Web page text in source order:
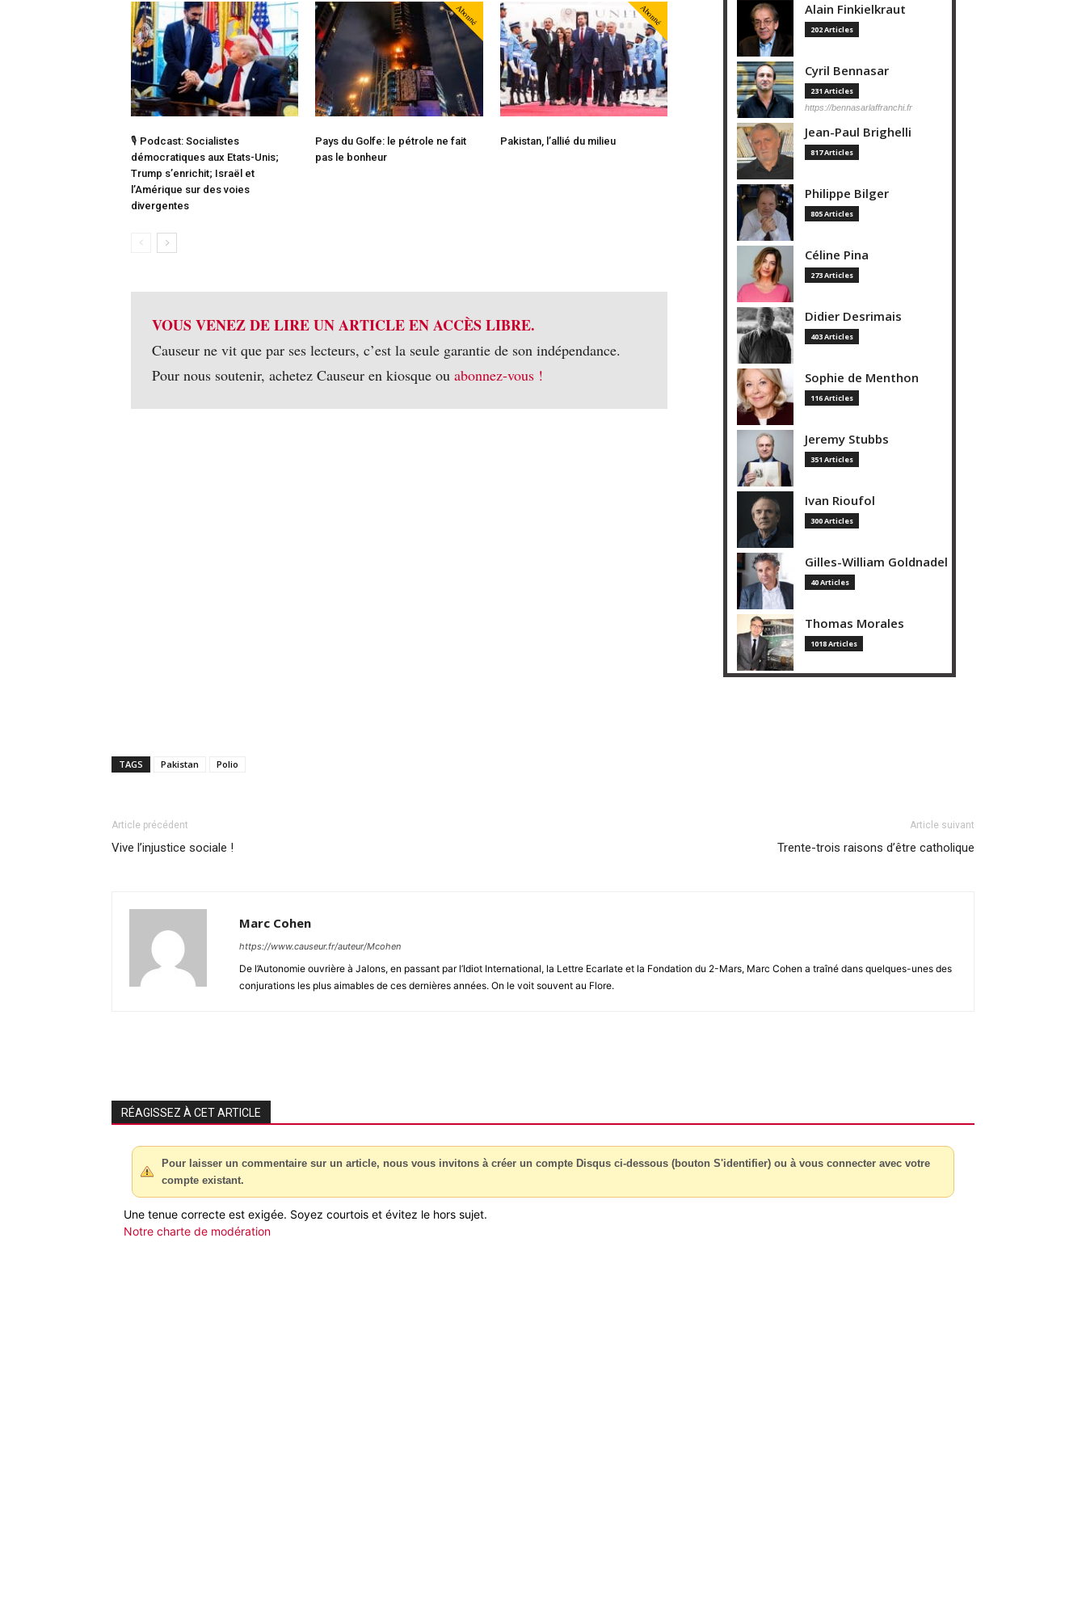
🎙️ Podcast: Socialistes
démocratiques aux Etats-Unis;
Trump s’enrichit; Israël et
l’Amérique sur des voies
divergentes
Abonné
Pays du Golfe: le pétrole ne fait
pas le bonheur
Abonné
Pakistan, l’allié du milieu
VOUS VENEZ DE LIRE UN ARTICLE EN ACCÈS LIBRE.
Causeur ne vit que par ses lecteurs, c’est la seule garantie de son indépendance.
Pour nous soutenir, achetez Causeur en kiosque ou abonnez-vous !
Alain Finkielkraut
202 Articles
Cyril Bennasar
231 Articles
https://bennasarlaffranchi.fr
Jean-Paul Brighelli
817 Articles
Philippe Bilger
805 Articles
Céline Pina
273 Articles
Didier Desrimais
403 Articles
Sophie de Menthon
116 Articles
Jeremy Stubbs
351 Articles
Ivan Rioufol
300 Articles
Gilles-William Goldnadel
40 Articles
Thomas Morales
1018 Articles
TAGS Pakistan Polio
Article précédent
Vive l’injustice sociale !
Article suivant
Trente-trois raisons d’être catholique
Marc Cohen
https://www.causeur.fr/auteur/Mcohen
De l’Autonomie ouvrière à Jalons, en passant par l’Idiot International, la Lettre Ecarlate et la Fondation du 2-Mars, Marc Cohen a traîné dans quelques-unes des
conjurations les plus aimables de ces dernières années. On le voit souvent au Flore.
RÉAGISSEZ À CET ARTICLE
Pour laisser un commentaire sur un article, nous vous invitons à créer un compte Disqus ci-dessous (bouton S'identifier) ou à vous connecter avec votre
compte existant.
Une tenue correcte est exigée. Soyez courtois et évitez le hors sujet.
Notre charte de modération